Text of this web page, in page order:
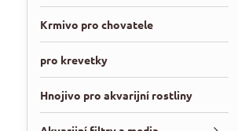
Krmivo pro chovatele
pro krevetky
Hnojivo pro akvarijní rostliny